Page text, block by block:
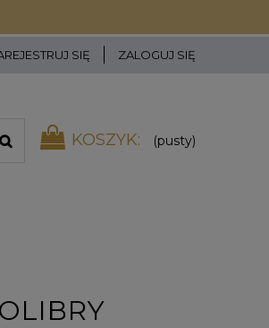
SIĘ ZALOGUJ SIĘ
KOSZYK: (pusty)